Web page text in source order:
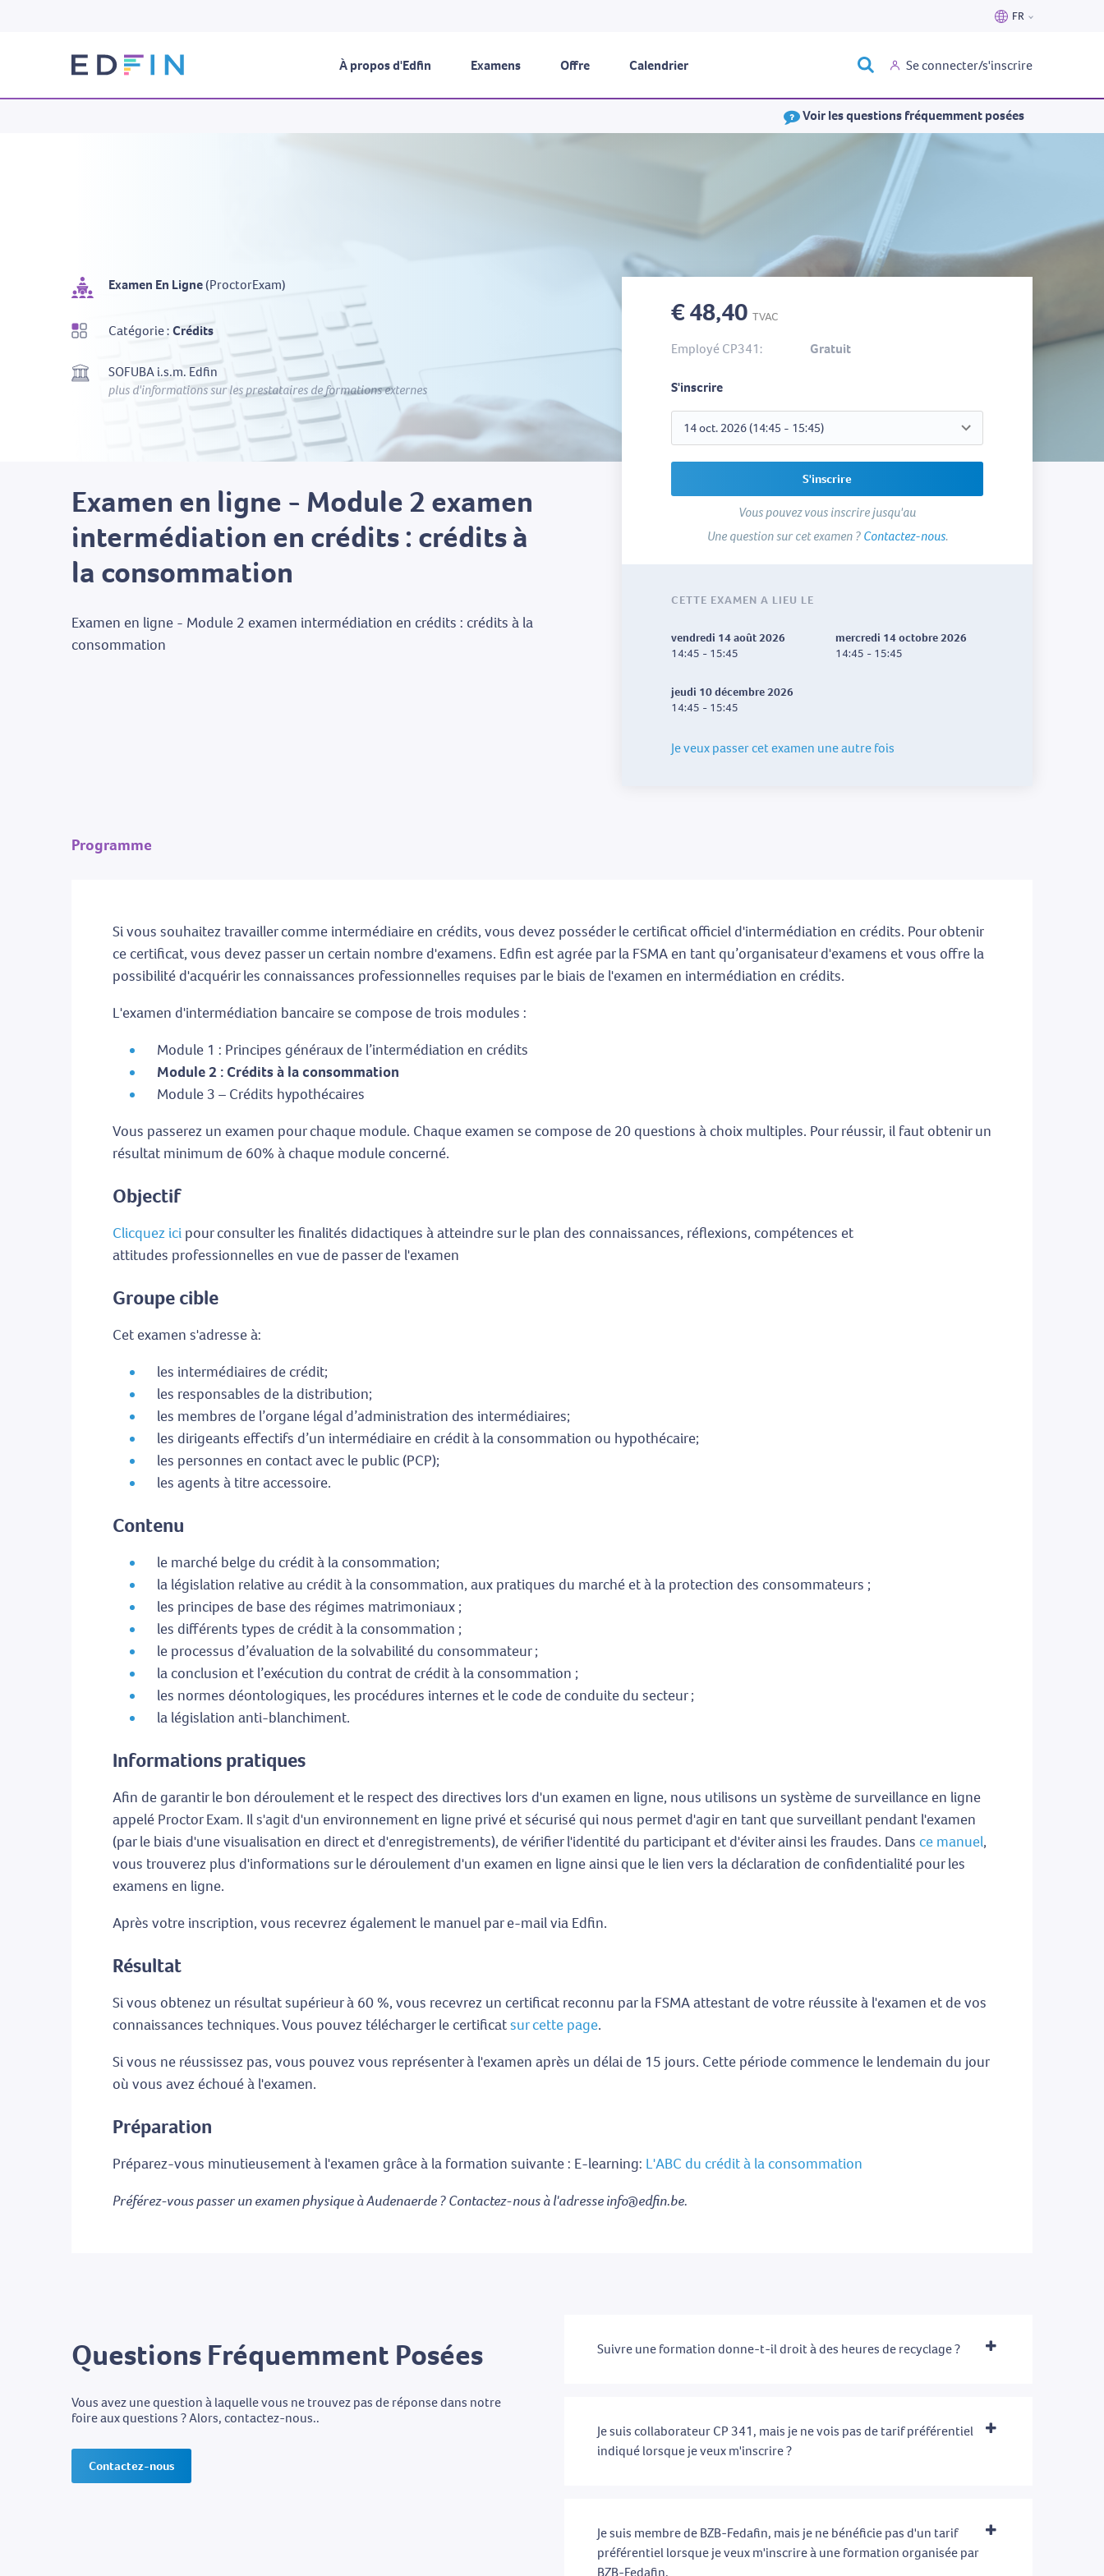
FR
Français
À propos d'Edfin Examens Offre Calendrier Se connecter/s'inscrire
Voir les questions fréquemment posées
Examen En Ligne(ProctorExam)
Catégorie :Crédits
SOFUBA i.s.m. Edfin
plus d'informations sur les prestataires de formations externes
Examen en ligne - Module 2 examen
intermédiation en crédits : crédits à
la consommation
Examen en ligne - Module 2 examen intermédiation en crédits : crédits à la
consommation
€ 48,40 TVAC
Employé CP341: Gratuit
S'inscrire
S'inscrire
Vous pouvez vous inscrire jusqu'au
Une question sur cet examen ?Contactez-nous.
CETTE EXAMEN A LIEU LE
vendredi 14 août 2026
14:45 - 15:45
mercredi 14 octobre 2026
14:45 - 15:45
jeudi 10 décembre 2026
14:45 - 15:45
Je veux passer cet examen une autre fois
Programme
Si vous souhaitez travailler comme intermédiaire en crédits, vous devez posséder le certificat officiel d'intermédiation en crédits. Pour obtenir
ce certificat, vous devez passer un certain nombre d'examens. Edfin est agrée par la FSMA en tant qu’organisateur d'examens et vous offre la
possibilité d'acquérir les connaissances professionnelles requises par le biais de l'examen en intermédiation en crédits.
L'examen d'intermédiation bancaire se compose de trois modules :
Module 1 : Principes généraux de l’intermédiation en crédits
Module 2 : Crédits à la consommation
Module 3 – Crédits hypothécaires
Vous passerez un examen pour chaque module. Chaque examen se compose de 20 questions à choix multiples. Pour réussir, il faut obtenir un
résultat minimum de 60% à chaque module concerné.
Objectif
Clicquez ici pour consulter les finalités didactiques à atteindre sur le plan des connaissances, réflexions, compétences et
attitudes professionnelles en vue de passer de l'examen
Groupe cible
Cet examen s'adresse à:
les intermédiaires de crédit;
les responsables de la distribution;
les membres de l’organe légal d’administration des intermédiaires;
les dirigeants effectifs d’un intermédiaire en crédit à la consommation ou hypothécaire;
les personnes en contact avec le public (PCP);
les agents à titre accessoire.
Contenu
le marché belge du crédit à la consommation;
la législation relative au crédit à la consom­mation, aux pratiques du marché et à la protection des consommateurs ;
les principes de base des régimes matrimoniaux ;
les différents types de crédit à la consommation ;
le processus d’évaluation de la solvabilité du consommateur ;
la conclusion et l’exécution du contrat de crédit à la consommation ;
les normes déontologiques, les procédures internes et le code de conduite du secteur ;
la législation anti-blanchiment.
Informations pratiques
Afin de garantir le bon déroulement et le respect des directives lors d'un examen en ligne, nous utilisons un système de surveillance en ligne
appelé Proctor Exam. Il s'agit d'un environnement en ligne privé et sécurisé qui nous permet d'agir en tant que surveillant pendant l'examen
(par le biais d'une visualisation en direct et d'enregistrements), de vérifier l'identité du participant et d'éviter ainsi les fraudes. Dans ce manuel,
vous trouverez plus d'informations sur le déroulement d'un examen en ligne ainsi que le lien vers la déclaration de confidentialité pour les
examens en ligne.
Après votre inscription, vous recevrez également le manuel par e-mail via Edfin.
Résultat
Si vous obtenez un résultat supérieur à 60 %, vous recevrez un certificat reconnu par la FSMA attestant de votre réussite à l'examen et de vos
connaissances techniques. Vous pouvez télécharger le certificatsur cette page.
Si vous ne réussissez pas, vous pouvez vous représenter à l'examen après un délai de 15 jours. Cette période commence le lendemain du jour
où vous avez échoué à l'examen.
Préparation
Préparez-vous minutieusement à l'examen grâce à la formation suivante : E-learning: L'ABC du crédit à la consommation
Préférez-vous passer un examen physique à Audenaerde ? Contactez-nous à l'adresse info@edfin.be.
Questions Fréquemment Posées
Vous avez une question à laquelle vous ne trouvez pas de réponse dans notre
foire aux questions ? Alors, contactez-nous..
Contactez-nous
Suivre une formation donne-t-il droit à des heures de recyclage ?
Je suis collaborateur CP 341, mais je ne vois pas de tarif préférentiel
indiqué lorsque je veux m'inscrire ?
Je suis membre de BZB-Fedafin, mais je ne bénéficie pas d'un tarif
préférentiel lorsque je veux m'inscrire à une formation organisée par
BZB-Fedafin.